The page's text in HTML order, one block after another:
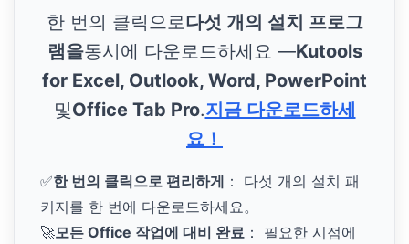
한 번의 클릭으로다섯 개의 설치 프로그
램을동시에 다운로드하세요 —Kutools
for Excel, Outlook, Word, PowerPoint
및Office Tab Pro.지금 다운로드하세
요！
✅한 번의 클릭으로 편리하게 ： 다섯 개의 설치 패
키지를 한 번에 다운로드하세요。
🚀모든 Office 작업에 대비 완료 ： 필요한 시점에